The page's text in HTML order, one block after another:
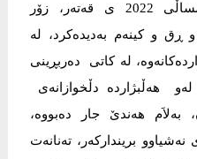
له‌ یارییه‌كانی‌ مۆدندیالی‌ ئه‌مساڵی‌ 2022 ی‌ قه‌ته‌ر، زۆر
ڕق و كینه‌م به‌دیده‌كرد، له‌
له‌ كاتی‌ ده‌ربڕینی‌
هه‌ڵبژارده‌ دڵخوازانه‌ی‌
به‌لاَم هه‌ندێ‌ جار ده‌بووه‌،
برینداركه‌ر، ته‌نانه‌ت